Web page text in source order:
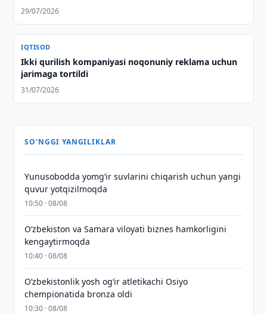
29/07/2026
IQTISOD
Ikki qurilish kompaniyasi noqonuniy reklama uchun
jarimaga tortildi
31/07/2026
SO'NGGI YANGILIKLAR
Yunusobodda yomg‘ir suvlarini chiqarish uchun yangi
quvur yotqizilmoqda
10:50 · 08/08
Oʻzbekiston va Samara viloyati biznes hamkorligini
kengaytirmoqda
10:40 · 08/08
O‘zbekistonlik yosh og‘ir atletikachi Osiyo
chempionatida bronza oldi
10:30 · 08/08